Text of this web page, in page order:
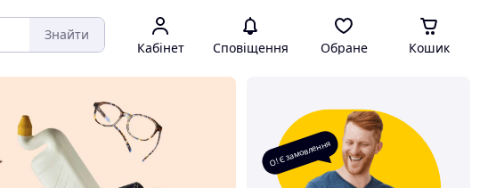
Знайти
Кабінет Сповіщення Обране Кошик
О! Є замовлення